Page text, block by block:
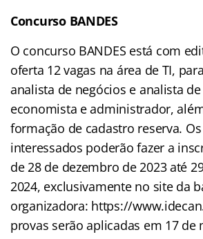
Concurso BANDES
O concurso BANDES está com
oferta 12 vagas na área de TI,
analista de negócios e analista
economista e administrador,
formação de cadastro reserva.
interessados poderão fazer a
de 28 de dezembro de 2023 até
2024, exclusivamente no site da
organizadora: https://
provas serão aplicadas em 17 de